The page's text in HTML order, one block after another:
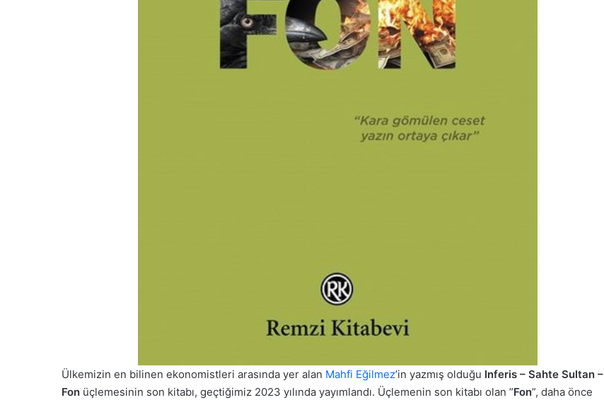
Ülkemizin en bilinen ekonomistleri arasında yer alan Mahfi Eğilmez’in yazmış olduğu Inferis – Sahte Sultan –
Fon üçlemesinin son kitabı, geçtiğimiz 2023 yılında yayımlandı. Üçlemenin son kitabı olan ”Fon”, daha önce